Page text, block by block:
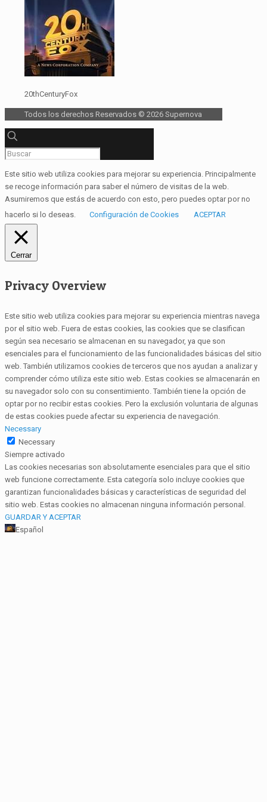
20thCenturyFox
Todos los derechos Reservados © 2026 Supernova
Este sitio web utiliza cookies para mejorar su experiencia. Principalmente
se recoge información para saber el número de visitas de la web.
Asumiremos que estás de acuerdo con esto, pero puedes optar por no
hacerlo si lo deseas.
Configuración de Cookies ACEPTAR
Cerrar
Privacy Overview
Este sitio web utiliza cookies para mejorar su experiencia mientras navega
por el sitio web. Fuera de estas cookies, las cookies que se clasifican
según sea necesario se almacenan en su navegador, ya que son
esenciales para el funcionamiento de las funcionalidades básicas del sitio
web. También utilizamos cookies de terceros que nos ayudan a analizar y
comprender cómo utiliza este sitio web. Estas cookies se almacenarán en
su navegador solo con su consentimiento. También tiene la opción de
optar por no recibir estas cookies. Pero la exclusión voluntaria de algunas
de estas cookies puede afectar su experiencia de navegación.
Necessary
Necessary
Siempre activado
Las cookies necesarias son absolutamente esenciales para que el sitio
web funcione correctamente. Esta categoría solo incluye cookies que
garantizan funcionalidades básicas y características de seguridad del
sitio web. Estas cookies no almacenan ninguna información personal.
GUARDAR Y ACEPTAR
Español